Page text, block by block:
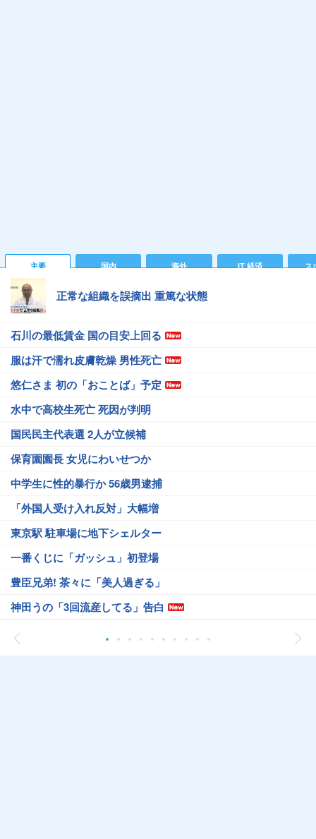
主要 国内 海外 IT 経済 ス
正常な組織を誤摘出 重篤な状態
石川の最低賃金 国の目安上回る
服は汗で濡れ皮膚乾燥 男性死亡
悠仁さま 初の「おことば」予定
水中で高校生死亡 死因が判明
国民民主代表選 2人が立候補
保育園園長 女児にわいせつか
中学生に性的暴行か 56歳男逮捕
「外国人受け入れ反対」大幅増
東京駅 駐車場に地下シェルター
一番くじに「ガッシュ」初登場
豊臣兄弟! 茶々に「美人過ぎる」
神田うの「3回流産してる」告白